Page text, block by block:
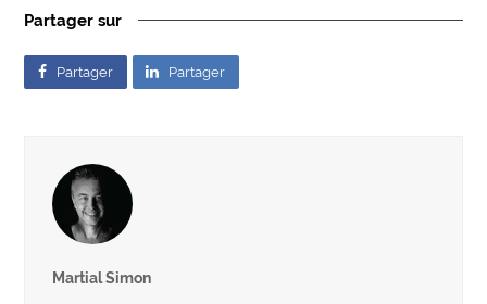
Partager sur
Partager Partager
Martial Simon